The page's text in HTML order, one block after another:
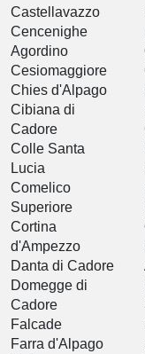
Castellavazzo
Cencenighe
Agordino
Cesiomaggiore
Chies d'Alpago
Cibiana di
Cadore
Colle Santa
Lucia
Comelico
Superiore
Cortina
d'Ampezzo
Danta di Cadore
Domegge di
Cadore
Falcade
Farra d'Alpago